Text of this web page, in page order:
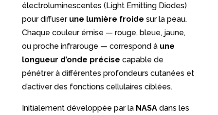
électroluminescentes (Light Emitting Diodes)
pour diffuser une lumière froide sur la peau.
Chaque couleur émise — rouge, bleue, jaune,
ou proche infrarouge — correspond à une
longueur d’onde précise capable de
pénétrer à différentes profondeurs cutanées et
d’activer des fonctions cellulaires ciblées.
Initialement développée par la NASAdans les